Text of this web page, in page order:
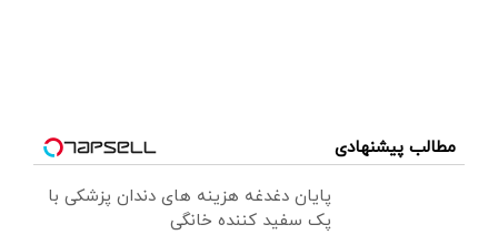
مطالب پیشنهادی
پایان دغدغه هزینه های دندان پزشکی با
پک سفید کننده خانگی